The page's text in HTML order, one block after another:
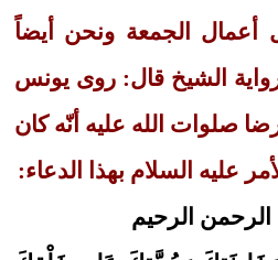
أعمال الجمعة ونحن أيضاً
الشيخ قال: روى يونس
صلوات الله عليه أنّه كان
عليه السلام بهذا الدعاء:
الرحمن الرحيم